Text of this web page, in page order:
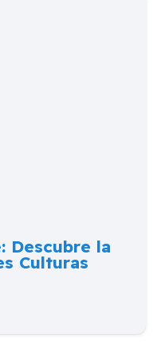
Descubre la
Culturas